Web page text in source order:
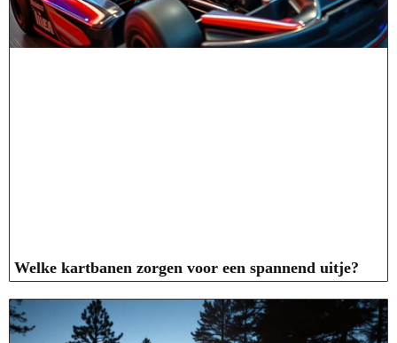
Welke kartbanen zorgen voor een spannend uitje?